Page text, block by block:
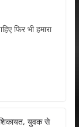
फिर भी हमारा
युवक से